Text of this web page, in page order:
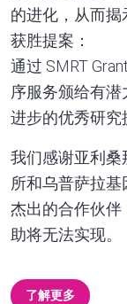
的进化，从而
获胜提案：
通过 SMRT
序服务颁给有
进步的优秀研究
我们感谢亚利
所和乌普萨拉
杰出的合作伙伴
助将无法实现。
了解更多